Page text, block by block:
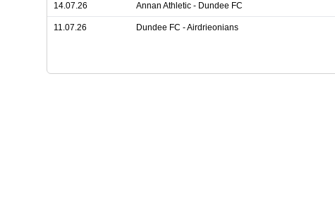
14.07.26 Annan Athletic - Dundee FC
11.07.26 Dundee FC - Airdrieonians